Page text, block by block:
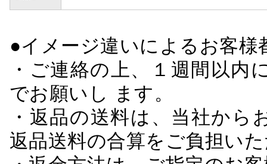
●イメージ違いによるお客
・ご連絡の上、１週間以
でお願いし ます。
・返品の送料は、当社か
返品送料の合算をご負担い